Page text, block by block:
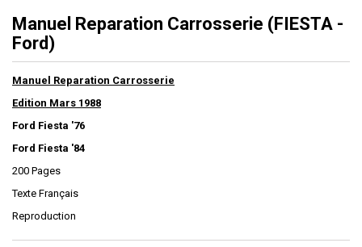
Manuel Reparation Carrosserie (FIESTA -
Ford)
Manuel Reparation Carrosserie
Edition Mars 1988
Ford Fiesta '76
Ford Fiesta '84
200 Pages
Texte Français
Reproduction